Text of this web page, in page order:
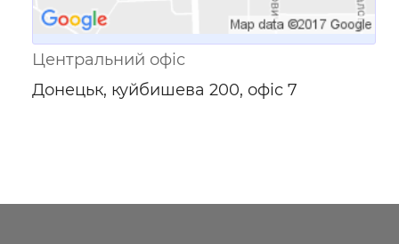
Центральний офіс
Донецьк, куйбишева 200, офіс 7